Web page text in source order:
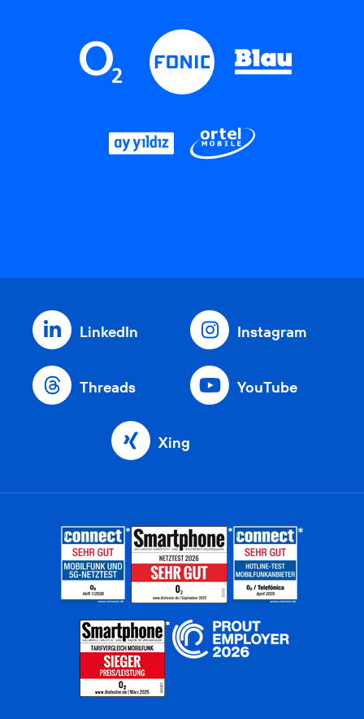
LinkedIn Instagram
Threads YouTube
Xing